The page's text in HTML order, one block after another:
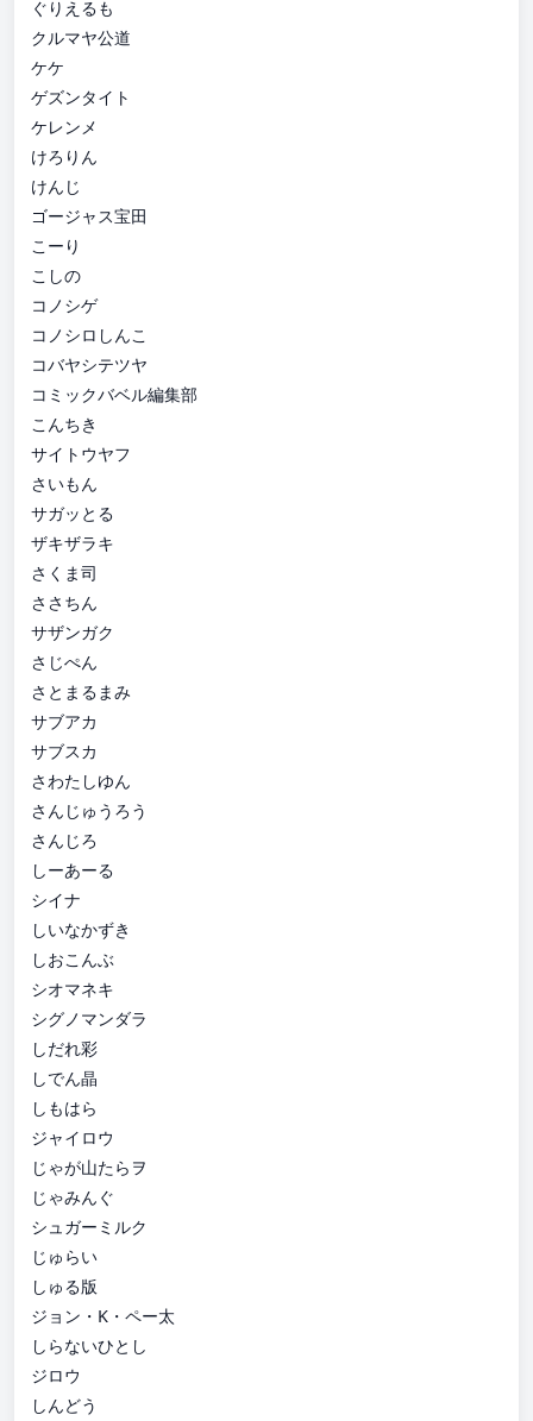
ぐりえるも
クルマヤ公道
ケケ
ゲズンタイト
ケレンメ
けろりん
けんじ
ゴージャス宝田
こーり
こしの
コノシゲ
コノシロしんこ
コバヤシテツヤ
コミックバベル編集部
こんちき
サイトウヤフ
さいもん
サガッとる
ザキザラキ
さくま司
ささちん
サザンガク
さじぺん
さとまるまみ
サブアカ
サブスカ
さわたしゆん
さんじゅうろう
さんじろ
しーあーる
シイナ
しいなかずき
しおこんぶ
シオマネキ
シグノマンダラ
しだれ彩
しでん晶
しもはら
ジャイロウ
じゃが山たらヲ
じゃみんぐ
シュガーミルク
じゅらい
しゅる版
ジョン・K・ペー太
しらないひとし
ジロウ
しんどう